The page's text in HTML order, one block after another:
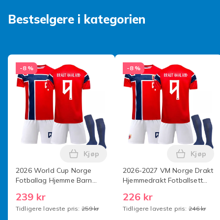
Bestselgere i kategorien
-8 %
2026 World Cup Norge
Fotballag Hjemme Barn
(Nr.9 Haaland Trykt) 20
239 kr
Tidligere laveste pris: 259 kr
Legg 2026 World Cup Norge
Kjøp
-8 %
2026-2027 VM Norge Drakt
Hjemmedrakt Fotballsett
nummer Barn 22(120-
130cm) Nr.9 Haaland Nr.9
226 kr
Tidligere laveste pris: 246 kr
Legg
Kjøp